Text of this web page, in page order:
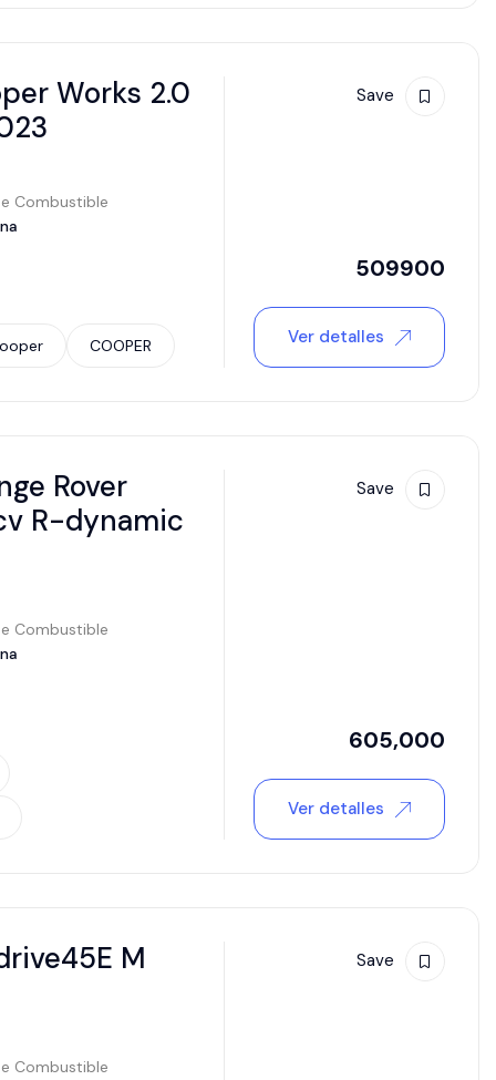
Works 2.0
Combustible
COOPER
Save
509900
Ver detalles
Rover
R-dynamic
Combustible
Save
605,000
Ver detalles
M
Combustible
Save